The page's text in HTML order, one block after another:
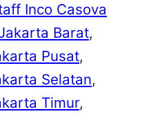
Inco Casova
Barat
Pusat
Selatan
Timur